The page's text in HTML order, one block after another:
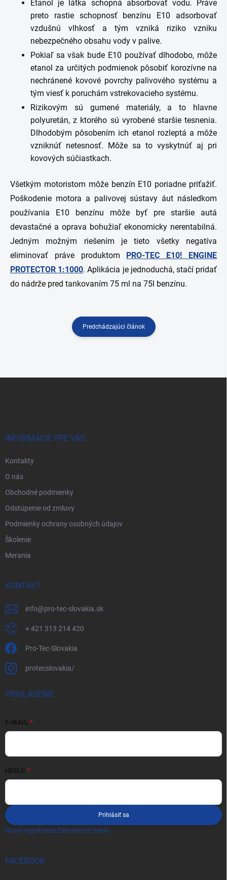
Etanol je látka schopná absorbovať vodu. Práve
preto rastie schopnosť benzínu E10 adsorbovať
vzdušnú vlhkosť a tým vzniká riziko vzniku
nebezpečného obsahu vody v palive.
Pokiaľ sa však bude E10 používať dlhodobo, môže
etanol za určitých podmienok pôsobiť korozívne na
nechránené kovové povrchy palivového systému a
tým viesť k poruchám vstrekovacieho systému.
Rizikovým sú gumené materiály, a to hlavne
polyuretán, z ktorého sú vyrobené staršie tesnenia.
Dlhodobým pôsobením ich etanol rozleptá a môže
vzniknúť netesnosť. Môže sa to vyskytnúť aj pri
kovových súčiastkach.
Všetkým motoristom môže benzín E10 poriadne priťažiť.
Poškodenie motora a palivovej sústavy áut následkom
používania E10 benzínu môže byť pre staršie autá
devastačné a oprava bohužiaľ ekonomicky nerentabilná.
Jedným možným riešením je tieto všetky negatíva
eliminovať práve produktom PRO-TEC E10! ENGINE
PROTECTOR 1:1000. Aplikácia je jednoduchá, stačí pridať
do nádrže pred tankovaním 75 ml na 75l benzínu.
Predchádzajúci článok
INFORMÁCIE PRE VÁS
Kontakty
O nás
Obchodné podmienky
Odstúpenie od zmluvy
Podmienky ochrany osobných údajov
Školenie
Merania
KONTAKT
info@pro-tec-slovakia.sk
+ 421 313 214 420
Pro-Tec-Slovakia
protecslovakia/
PRIHLÁSENIE
E-MAIL
HESLO
Prihlásiť sa
Nová registráciaZabudnuté heslo
FACEBOOK